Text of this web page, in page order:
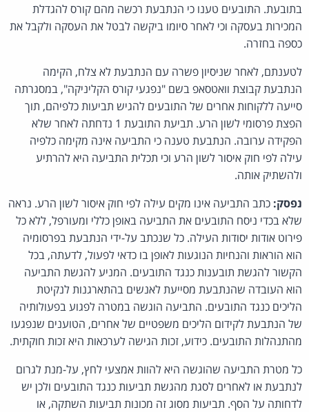
בתובעת. התובעים טענו כי הנתבעת רכשה מהם קורס להגדלת
המכירות בעסקה וכי לאחר סיומו ביקשה לבטל את העסקה ולקבל את
כספה בחזרה.
לטענתם, לאחר שניסיון פשרה עם הנתבעת לא צלח, הקימה
הנתבעת קבוצת וואטסאפ בשם "נפגעי קורס הקליניקה", במסגרתה
סייעה ללקוחות אחרים של התובעים להגיש תביעות כלפיהם, תוך
הפצת פרסומי לשון הרע. תביעת התובעת 1 נדחתה לאחר שלא
הפקידה ערובה. הנתבעת טענה כי התביעה אינה מקימה כלפיה
עילה לפי חוק איסור לשון הרע וכי תכלית התביעה היא להרתיע
ולהשתיק אותה.
נפסק: כתב התביעה אינו מקים עילה לפי חוק איסור לשון הרע. נראה
שלא בכדי ניסח התובעים את התביעה באופן כללי ומעורפל, ללא כל
פירוט אודות יסודות העילה. כל שנכתב על-ידי הנתבעת בפרסומיה
הוא הוראות והנחיות הנוגעות לאופן בו כדאי לפעול, לדעתה, בכל
הקשור להגשת תובענות כנגד התובעים. המניע להגשת התביעה
הוא העובדה שהנתבעת מסייעת לאנשים בהתארגנות לנקיטת
הליכים כנגד התובעים. התביעה הוגשה במטרה לפגוע בפעולותיה
של הנתבעת לקידום הליכים משפטיים של אחרים, הטוענים שנפגעו
מהתנהלות התובעים. כידוע, זכות הגישה לערכאות היא זכות חוקתית.
כל מטרת התביעה שהוגשה היא להוות אמצעי לחץ, על-מנת לגרום
לנתבעת או לאחרים לסגת מהגשת תביעות כנגד התובעים ולכן יש
לדחותה על הסף. תביעות מסוג זה מכונות תביעות השתקה, או